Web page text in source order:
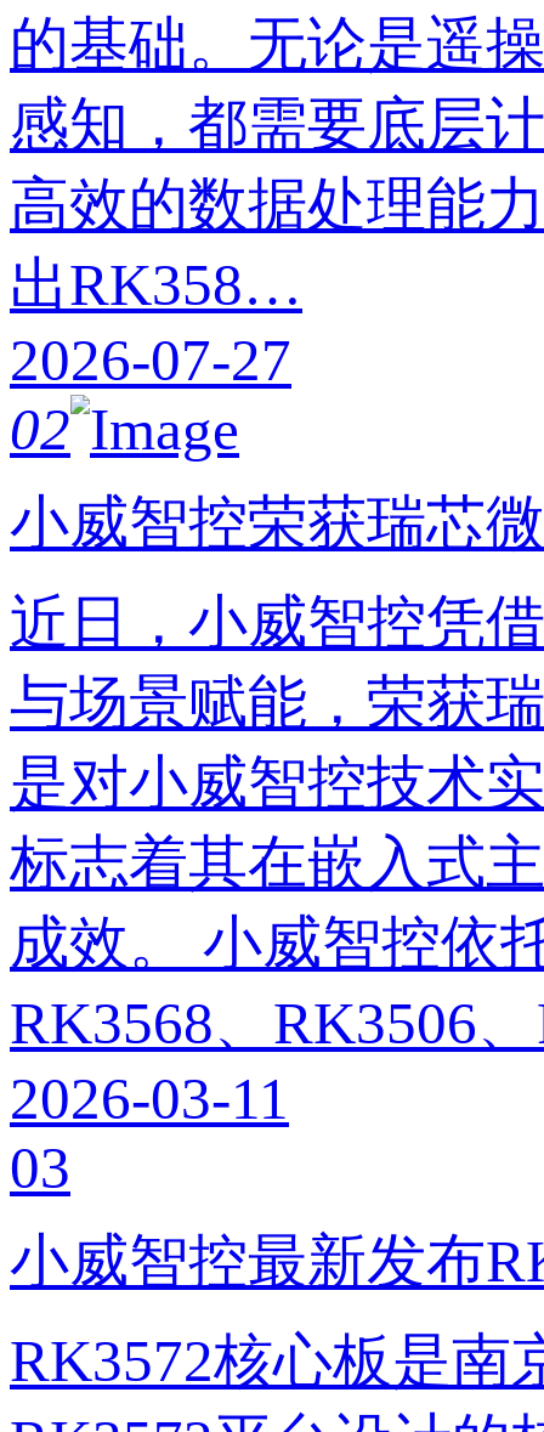
的基础。无论是遥
感知，都需要底层
高效的数据处理能
出RK358…
2026-07-27
02
小威智控荣获瑞芯
近日，小威智控凭
与场景赋能，荣获
是对小威智控技术
标志着其在嵌入式
成效。 小威智控依
RK3568、RK3506
2026-03-11
03
小威智控最新发布
RK3572核心板是